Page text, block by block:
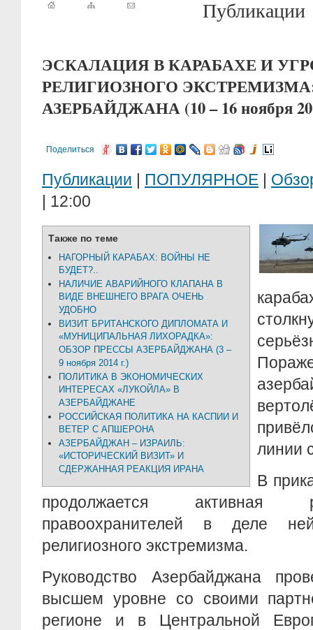
Публикации
ЭСКАЛАЦИЯ В КАРАБАХЕ И
РЕЛИГИОЗНОГО
АЗЕРБАЙДЖАНА (10 – 16 ноября
Поделиться
Публикации | ПОПУЛЯРНОЕ |
| 12:00
Также по теме
НАГОРНЫЙ КАРАБАХ: ВОЙНЫ НЕ
БУДЕТ?..
НАЛИЧИЕ АВАРИЙНОГО КЛАПАНА В
ВИДЕ ВНЕШНЕГО ВРАГА ОЧЕНЬ
УДОБНО
ВИЗИТ БРИТАНСКОГО ДИПЛОМАТА И
«МУНИЦИПАЛЬНАЯ ЛИХОРАДКА»:
ОБЗОР ПРЕССЫ АЗЕРБАЙДЖАНА (3 –
9 ноября 2014 г.)
ПОЛИТИКА В ЭКОНОМИЧЕСКИХ
ИНТЕРЕСАХ «ЛУКОЙЛА» В
АЗЕРБАЙДЖАНЕ
РОССИЙСКАЯ ПОЛИТИКА НА КАСПИИ И
ВЕТЕР С АПШЕРОНА
АЗЕРБАЙДЖАН – ИЗРАИЛЬ:
«ИСТОРИЧЕСКИЙ ВИЗИТ» И
СДЕРЖАННАЯ РЕАКЦИЯ ИРАНА
линии
В
продолжается активная
правоохранителей в деле
религиозного экстремизма.
Руководство Азербайджана
высшем уровне со своими
регионе и в Центральной